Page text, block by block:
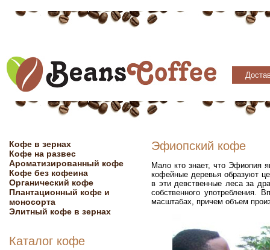
Кофе в зернах
Кофе на развес
Ароматизированный кофе
Кофе без кофеина
Органический кофе
Плантационный кофе и
моносорта
Элитный кофе в зернах
Каталог кофе
Эфиопский кофе
Мало кто знает, что Эфиопия
кофейные деревья образуют
в эти девственные леса за
собственного
масштабах, причем объем